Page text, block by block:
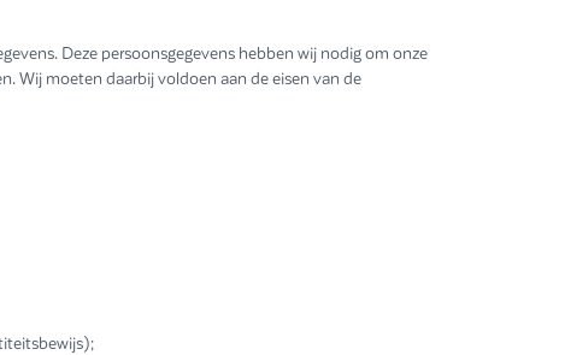
Deze persoonsgegevens hebben wij nodig om onze
Wij moeten daarbij voldoen aan de eisen van de